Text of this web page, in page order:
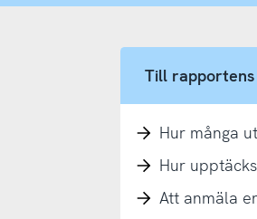
Till
Hur många
Hur
Att anmäla